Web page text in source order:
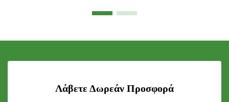
Λάβετε Δωρεάν Προσφορά